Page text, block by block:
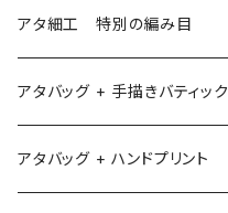
アタ細工 特別の編み目
アタバッグ + 手描きバティック
アタバッグ + ハンドプリント